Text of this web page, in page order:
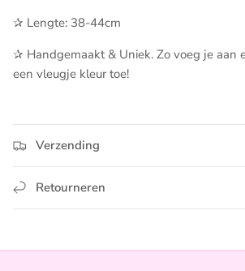
✰ Lengte: 38-44cm
✰ Handgemaakt & Uniek. Zo voeg je aan
een vleugje kleur toe!
Verzending
Retourneren